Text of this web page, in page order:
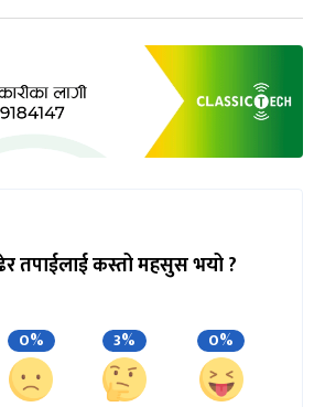
तपाईलाई कस्तो महसुस भयो ?
0% 3% 0%